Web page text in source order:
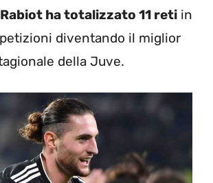
Rabiot ha totalizzato 11 reti in
diventando il miglior
della Juve.